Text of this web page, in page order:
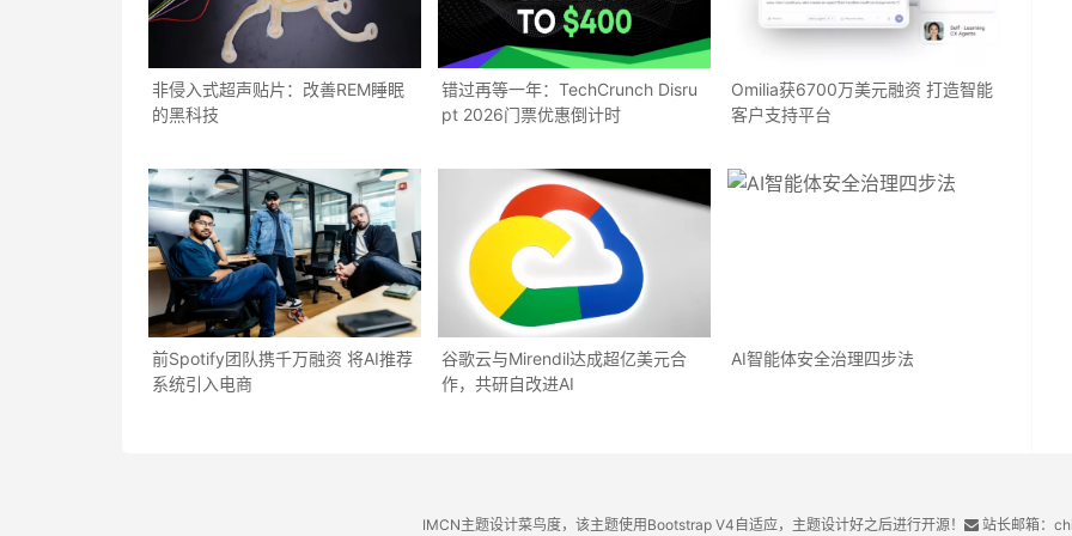
非侵入式超声贴片：改善REM睡眠
的黑科技
错过再等一年：TechCrunch Disru
pt 2026门票优惠倒计时
Omilia获6700万美元融资 打造智能
客户支持平台
前Spotify团队携千万融资 将AI推荐
系统引入电商
谷歌云与Mirendil达成超亿美元合
作，共研自改进AI
AI智能体安全治理四步法
IMCN主题设计菜鸟度，该主题使用Bootstrap V4自适应，主题设计好之后进行开源！ 站长邮箱：